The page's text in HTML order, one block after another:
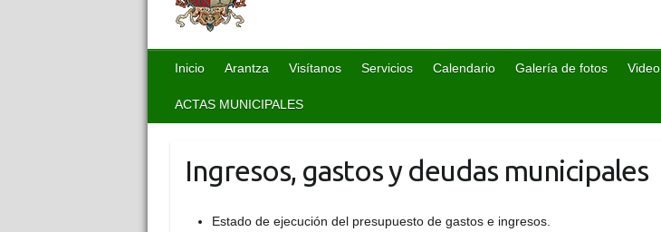
Inicio Arantza Visítanos Servicios Calendario Galería de fotos Video
ACTAS MUNICIPALES
Ingresos, gastos y deudas municipales
Estado de ejecución del presupuesto de gastos e ingresos.